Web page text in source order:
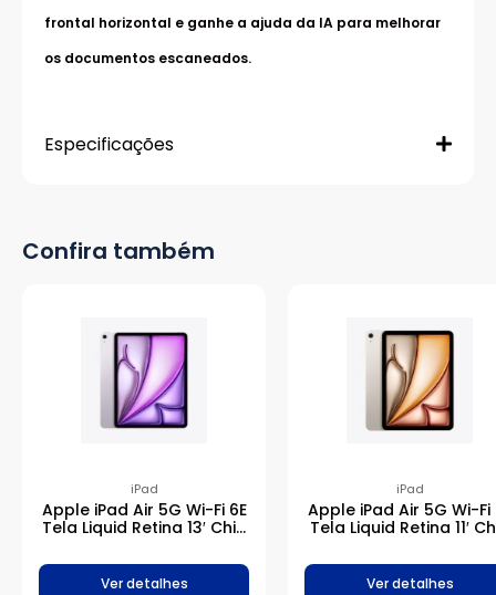
frontal horizontal e ganhe a ajuda da IA para melhorar
os documentos escaneados.
Especificações
Confira também
iPad
Apple iPad Air 5G Wi-Fi 6E
Tela Liquid Retina 13′ Chip
Ver detalhes
iPad
Apple iPad Air 5G Wi-Fi
Tela Liquid Retina 11′
Ver detalhes